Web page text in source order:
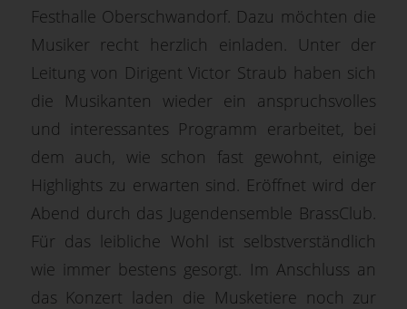
Festhalle Oberschwandorf. Dazu möchten die
Musiker recht herzlich einladen. Unter der
Leitung von Dirigent Victor Straub haben sich
die Musikanten wieder ein anspruchsvolles
und interessantes Programm erarbeitet, bei
dem auch, wie schon fast gewohnt, einige
Highlights zu erwarten sind. Eröffnet wird der
Abend durch das Jugendensemble BrassClub.
Für das leibliche Wohl ist selbstverständlich
wie immer bestens gesorgt. Im Anschluss an
das Konzert laden die Musketiere noch zur